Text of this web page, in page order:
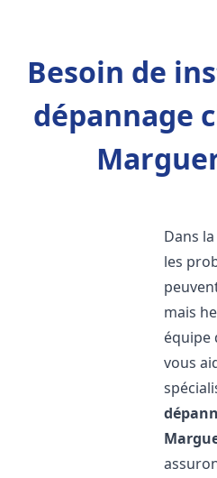
Besoin de
dépannage
Dans
les
mais
équipe
vous